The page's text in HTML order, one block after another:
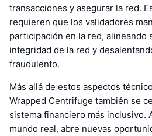
transacciones y asegurar la red.
requieren que los validadores
participación en la red, alineando
integridad de la red y
fraudulento.
Más allá de estos aspectos
Wrapped Centrifuge también se
sistema financiero más inclusivo.
mundo real, abre nuevas